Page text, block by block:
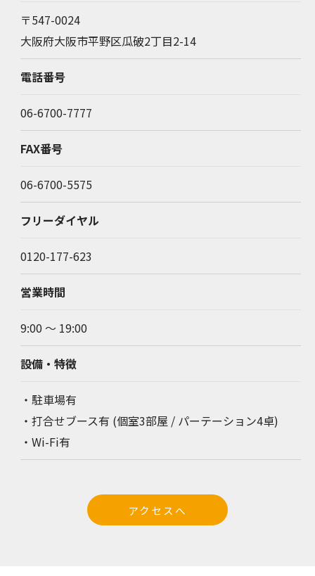
〒547-0024
大阪府大阪市平野区瓜破2丁目2-14
電話番号
06-6700-7777
FAX番号
06-6700-5575
フリーダイヤル
0120-177-623
営業時間
9:00 ～ 19:00
設備・特徴
・駐車場有
・打合せブース有 (個室3部屋 / パーテーション4卓)
・Wi-Fi有
アクセスへ